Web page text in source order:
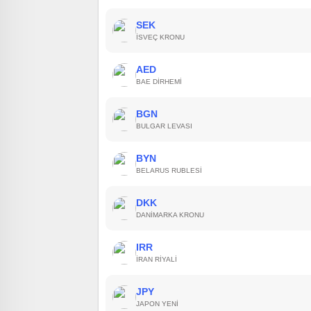
SEK
İSVEÇ KRONU
AED
BAE DIRHEMI
BGN
BULGAR LEVASI
BYN
BELARUS RUBLESI
DKK
DANIMARKA KRONU
IRR
İRAN RIYALI
JPY
JAPON YENI